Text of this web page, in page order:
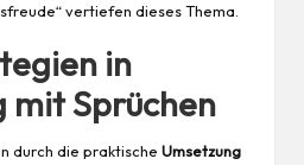
vertiefen dieses Thema.
in
mit Sprüchen
durch die praktische Umsetzung